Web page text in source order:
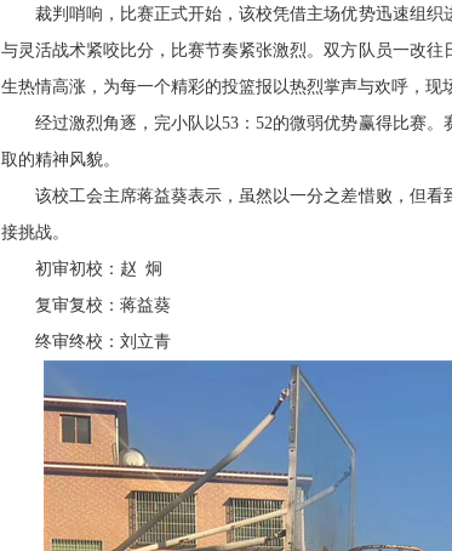
裁判哨响，比赛正式开始，该校凭借主场优势迅速组织
与灵活战术紧咬比分，比赛节奏紧张激烈。双方队员一改
生热情高涨，为每一个精彩的投篮报以热烈掌声与欢呼，现
经过激烈角逐，完小队以53：52的微弱优势赢得比赛。
取的精神风貌。
该校工会主席蒋益葵表示，虽然以一分之差惜败，但看
接挑战。
初审初校：赵 炯
复审复校：蒋益葵
终审终校：刘立青